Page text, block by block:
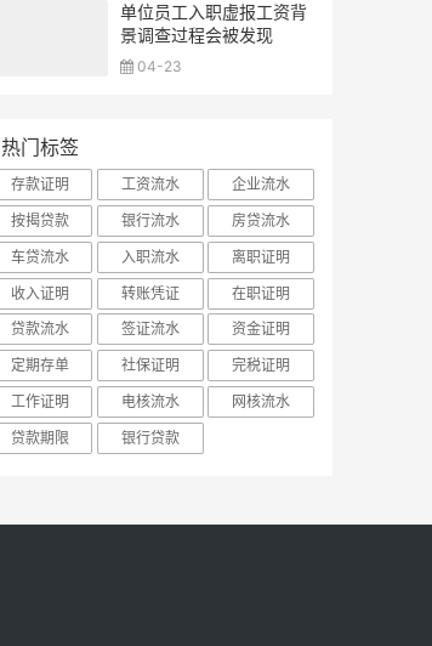
单位员工入职虚报工资背
景调查过程会被发现
04-23
热门标签
存款证明 工资流水
企业流水
按揭贷款
银行流水
房贷流水
车贷流水
入职流水
离职证明
收入证明
转账凭证
在职证明
贷款流水
签证流水
资金证明
定期存单
社保证明
完税证明
工作证明
电核流水
网核流水
贷款期限
银行贷款